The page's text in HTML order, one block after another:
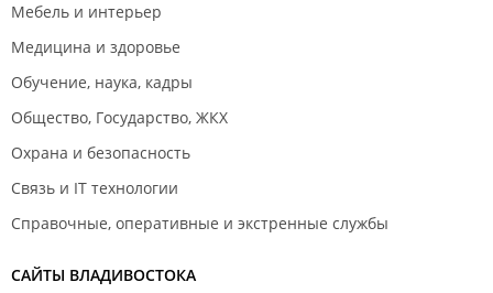
Мебель и интерьер
Медицина и здоровье
Обучение, наука, кадры
Общество, Государство, ЖКХ
Охрана и безопасность
Связь и IT технологии
Справочные, оперативные и экстренные службы
САЙТЫ ВЛАДИВОСТОКА